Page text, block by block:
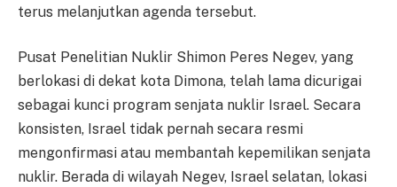
terus melanjutkan agenda tersebut.
Pusat Penelitian Nuklir Shimon Peres Negev, yang
berlokasi di dekat kota Dimona, telah lama dicurigai
sebagai kunci program senjata nuklir Israel. Secara
konsisten, Israel tidak pernah secara resmi
mengonfirmasi atau membantah kepemilikan senjata
nuklir. Berada di wilayah Negev, Israel selatan, lokasi